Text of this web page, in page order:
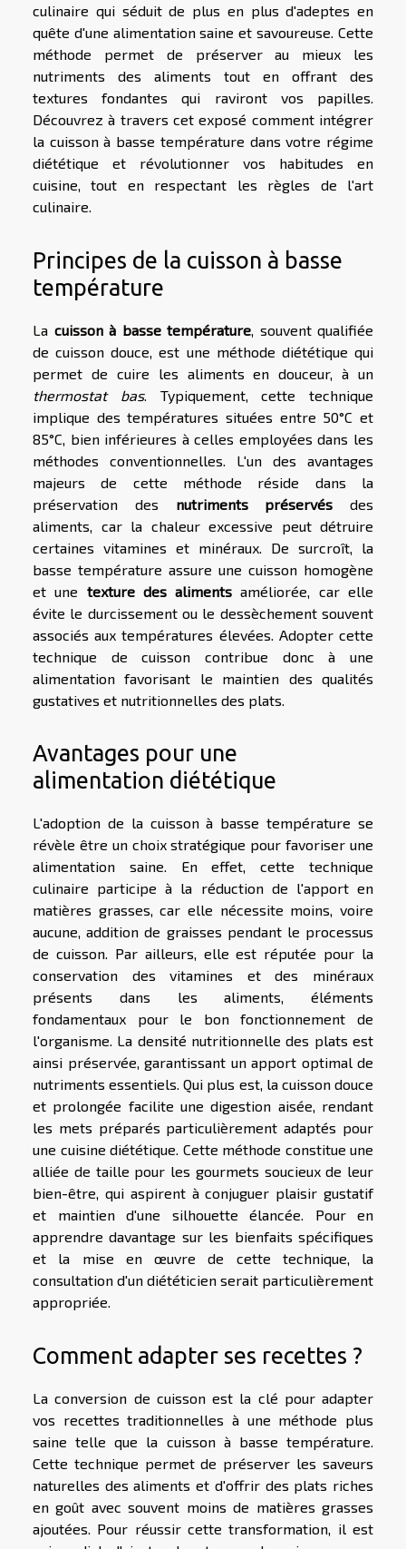
culinaire qui séduit de plus en plus d'adeptes en
quête d'une alimentation saine et savoureuse. Cette
méthode permet de préserver au mieux les
nutriments des aliments tout en offrant des
textures fondantes qui raviront vos papilles.
Découvrez à travers cet exposé comment intégrer
la cuisson à basse température dans votre régime
diététique et révolutionner vos habitudes en
cuisine, tout en respectant les règles de l'art
culinaire.
Principes de la cuisson à basse
température
La cuisson à basse température , souvent qualifiée
de cuisson douce, est une méthode diététique qui
permet de cuire les aliments en douceur, à un
thermostat bas. Typiquement, cette technique
implique des températures situées entre 50°C et
85°C, bien inférieures à celles employées dans les
méthodes conventionnelles. L'un des avantages
majeurs de cette méthode réside dans la
préservation des nutriments préservés des
aliments, car la chaleur excessive peut détruire
certaines vitamines et minéraux. De surcroît, la
basse température assure une cuisson homogène
et une texture des aliments améliorée, car elle
évite le durcissement ou le dessèchement souvent
associés aux températures élevées. Adopter cette
technique de cuisson contribue donc à une
alimentation favorisant le maintien des qualités
gustatives et nutritionnelles des plats.
Avantages pour une
alimentation diététique
L'adoption de la cuisson à basse température se
révèle être un choix stratégique pour favoriser une
alimentation saine. En effet, cette technique
culinaire participe à la réduction de l'apport en
matières grasses, car elle nécessite moins, voire
aucune, addition de graisses pendant le processus
de cuisson. Par ailleurs, elle est réputée pour la
conservation des vitamines et des minéraux
présents dans les aliments, éléments
fondamentaux pour le bon fonctionnement de
l'organisme. La densité nutritionnelle des plats est
ainsi préservée, garantissant un apport optimal de
nutriments essentiels. Qui plus est, la cuisson douce
et prolongée facilite une digestion aisée, rendant
les mets préparés particulièrement adaptés pour
une cuisine diététique. Cette méthode constitue une
alliée de taille pour les gourmets soucieux de leur
bien-être, qui aspirent à conjuguer plaisir gustatif
et maintien d'une silhouette élancée. Pour en
apprendre davantage sur les bienfaits spécifiques
et la mise en œuvre de cette technique, la
consultation d'un diététicien serait particulièrement
appropriée.
Comment adapter ses recettes ?
La conversion de cuisson est la clé pour adapter
vos recettes traditionnelles à une méthode plus
saine telle que la cuisson à basse température.
Cette technique permet de préserver les saveurs
naturelles des aliments et d'offrir des plats riches
en goût avec souvent moins de matières grasses
ajoutées. Pour réussir cette transformation, il est